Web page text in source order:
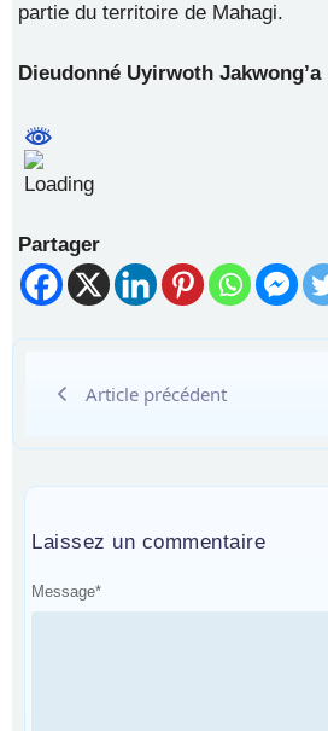
partie du territoire de Mahagi.
Dieudonné Uyirwoth Jakwong’a
Partager
Article précédent
Laissez un commentaire
Message*